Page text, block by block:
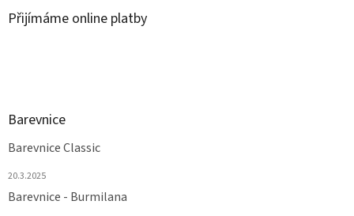
Přijímáme online platby
Barevnice
Barevnice Classic
20.3.2025
Barevnice - Burmilana